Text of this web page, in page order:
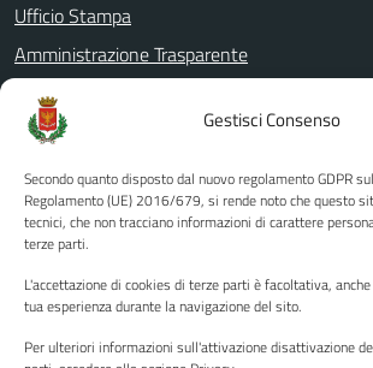
Gestisci Consenso
Secondo quanto disposto dal nuovo regolamento GDPR
Regolamento (UE) 2016/679, si rende noto che questo
tecnici, che non tracciano informazioni di carattere
terze parti.
L'accettazione di cookies di terze parti è facoltativa,
tua esperienza durante la navigazione del sito.
Per ulteriori informazioni sull'attivazione disattivazione
Ufficio Stampa
Amministrazione Trasparente
Albo pretorio
Informativa privacy
Note legali
Dichiarazione di accessibilità
Piano di miglioramento del sito
SEGUICI SU